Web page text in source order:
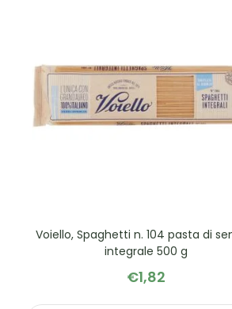
Voiello, Spaghetti n. 104 pasta di
integrale 500 g
€1,82